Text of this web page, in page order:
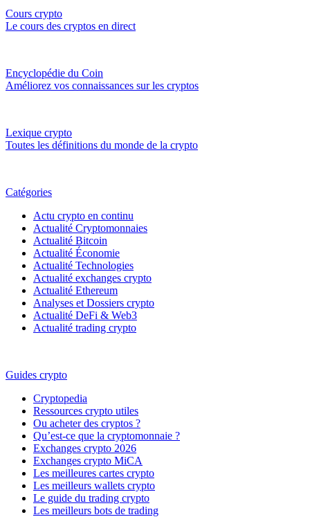
Cours crypto
Le cours des cryptos en direct
Encyclopédie du Coin
Améliorez vos connaissances sur les cryptos
Lexique crypto
Toutes les définitions du monde de la crypto
Catégories
Actu crypto en continu
Actualité Cryptomonnaies
Actualité Bitcoin
Actualité Économie
Actualité Technologies
Actualité exchanges crypto
Actualité Ethereum
Analyses et Dossiers crypto
Actualité DeFi & Web3
Actualité trading crypto
Guides crypto
Cryptopedia
Ressources crypto utiles
Ou acheter des cryptos ?
Qu’est-ce que la cryptomonnaie ?
Exchanges crypto 2026
Exchanges crypto MiCA
Les meilleures cartes crypto
Les meilleurs wallets crypto
Le guide du trading crypto
Les meilleurs bots de trading